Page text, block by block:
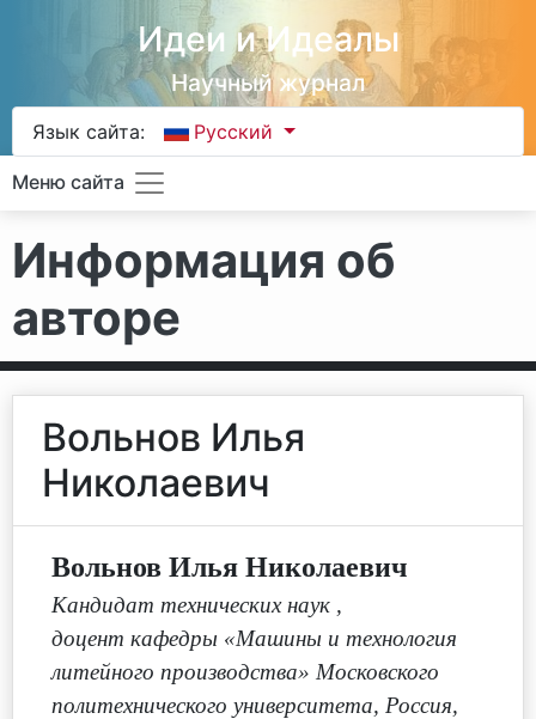
Идеи и Идеалы
Научный журнал
Язык сайта: Русский
Меню сайта
Информация об
авторе
Вольнов Илья
Николаевич
Вольнов Илья Николаевич
Кандидат технических наук ,
доцент кафедры «Машины и технология
литейного производства» Московского
политехнического университета, Россия,